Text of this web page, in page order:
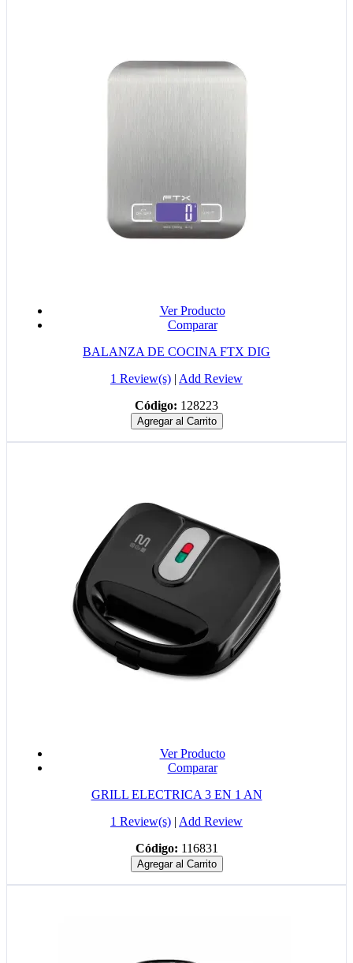
Ver Producto
Comparar
BALANZA DE COCINA FTX DIG
1 Review(s) | Add Review
Código: 128223
Agregar al Carrito
Ver Producto
Comparar
GRILL ELECTRICA 3 EN 1 AN
1 Review(s) | Add Review
Código: 116831
Agregar al Carrito